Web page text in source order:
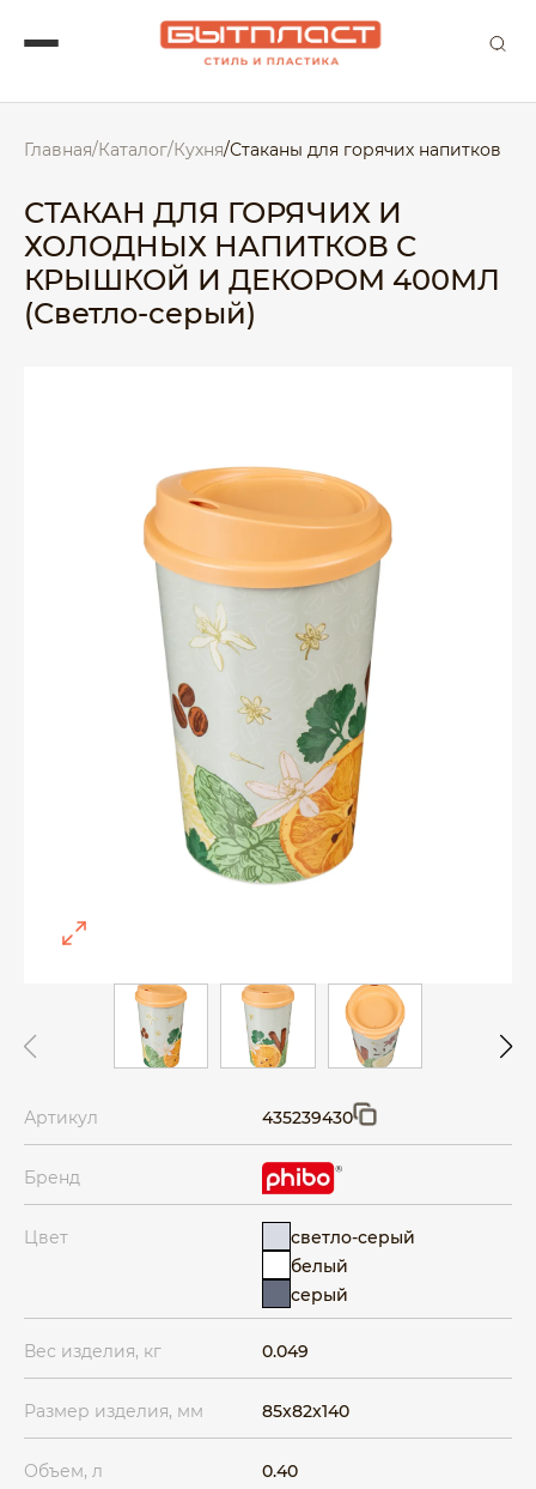
Главная/Каталог/Кухня/Стаканы для горячих напитков
СТАКАН ДЛЯ ГОРЯЧИХ И
ХОЛОДНЫХ НАПИТКОВ С
КРЫШКОЙ И ДЕКОРОМ 400МЛ
(Светло-серый)
Артикул 435239430
Бренд
Цвет
светло-серый
белый
серый
Вес изделия, кг 0.049
Размер изделия, мм 85x82x140
Объем, л 0.40